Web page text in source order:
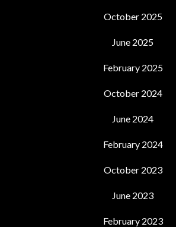
October 2025
June 2025
February 2025
October 2024
June 2024
February 2024
October 2023
June 2023
February 2023